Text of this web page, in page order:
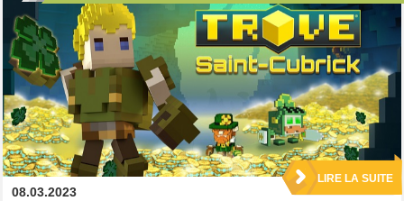
08.03.2023
LIRE LA SUITE